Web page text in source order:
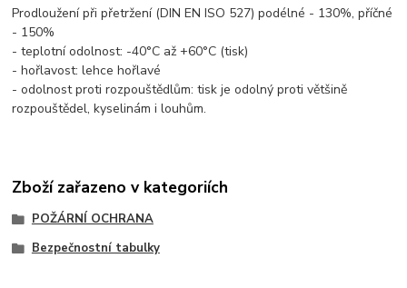
Prodloužení při přetržení (DIN EN ISO 527) podélné - 130%, příčné
- 150%
- teplotní odolnost: -40°C až +60°C (tisk)
- hořlavost: lehce hořlavé
- odolnost proti rozpouštědlům: tisk je odolný proti většině
rozpouštědel, kyselinám i louhům.
Zboží zařazeno v kategoriích
POŽÁRNÍ OCHRANA
Bezpečnostní tabulky